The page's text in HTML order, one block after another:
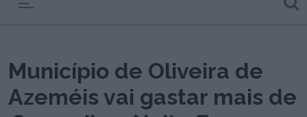
Município de Oliveira de
Azeméis vai gastar mais de